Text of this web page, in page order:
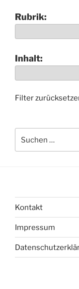
Rubrik:
Inhalt:
Filter
nach:
Kontakt
Impressum